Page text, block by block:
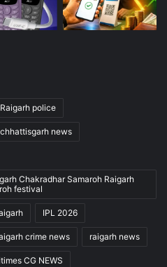
police
chhattisgarh news
Chakradhar Samaroh Raigarh
festival
IPL 2026
crime news raigarh news
CG NEWS